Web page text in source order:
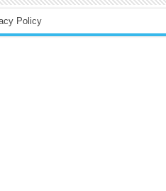
Policy